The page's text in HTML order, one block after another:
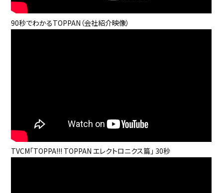
90秒でわかるTOPPAN（会社紹介映像）
TVCM「TOPPA!!! TOPPAN エレクトロニクス篇」 30秒